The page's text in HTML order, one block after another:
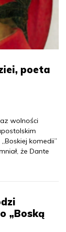
poeta
wolności
komedii”
że Dante
„Boską